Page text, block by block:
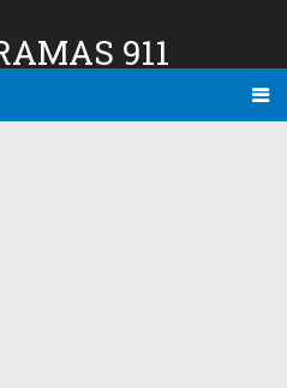
911